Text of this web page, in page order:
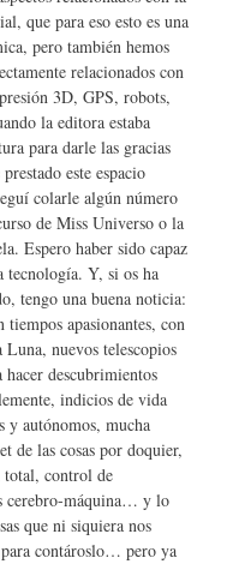
que para eso esto es una
pero también hemos
relacionados con
3D, GPS, robots,
la editora estaba
para darle las gracias
este espacio
colarle algún número
de Miss Universo o la
Espero haber sido capaz
Y, si os ha
tengo una buena noticia:
apasionantes, con
nuevos telescopios
hacer descubrimientos
indicios de vida
y autónomos, mucha
de las cosas por doquier,
total, control de
cerebro-máquina… y lo
que ni siquiera nos
contároslo… pero ya